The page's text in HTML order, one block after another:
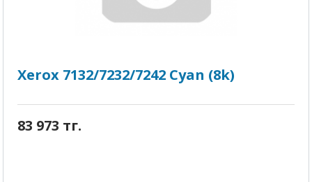
Xerox 7132/7232/7242 Cyan (8k)
83 973 тг.